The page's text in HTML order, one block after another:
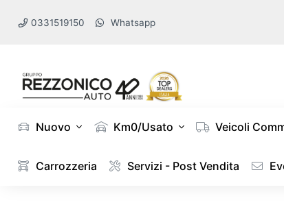
0331519150 Whatsapp
Nuovo Km0/Usato Veicoli
Carrozzeria Servizi - Post Vendita